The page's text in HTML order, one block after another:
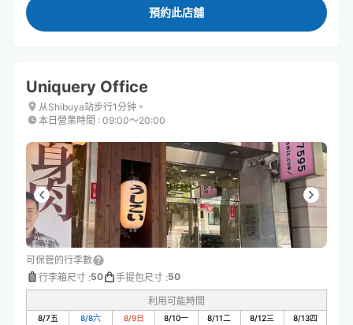
預約此店舖
Uniquery Office
从Shibuya站步行1分钟。
本日營業時間 : 09:00〜20:00
可保管的行李數
行李箱尺寸 :50 手提包尺寸 :50
利用可能時間
8/7五 8/8六 8/9日 8/10一 8/11二 8/12三 8/13四